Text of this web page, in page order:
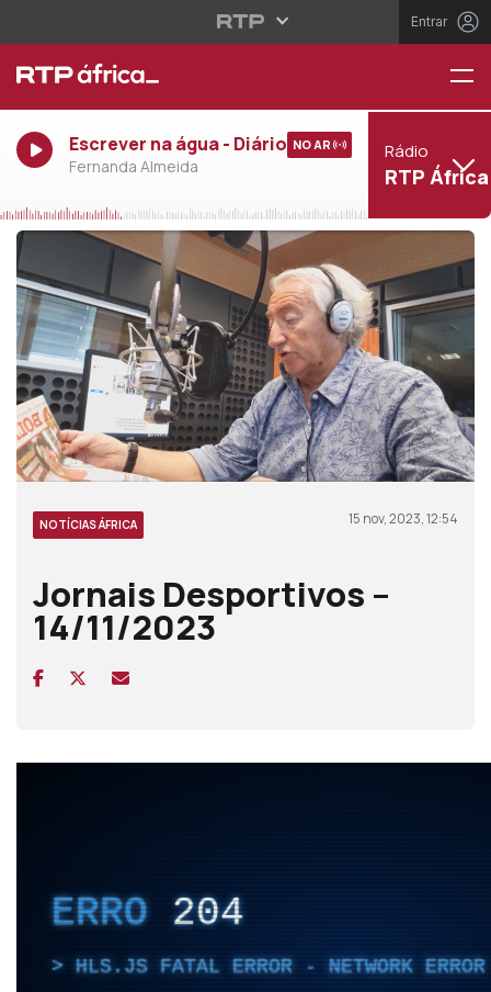
Entrar
Escrever na água - Diário
Fernanda Almeida
NO AR Rádio
RTP África
NOTÍCIAS ÁFRICA 15 nov, 2023, 12:54
Jornais Desportivos –
14/11/2023